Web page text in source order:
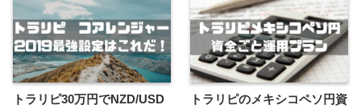
トラリピ30万円でNZD/USD
トラリピのメキシコペソ円資